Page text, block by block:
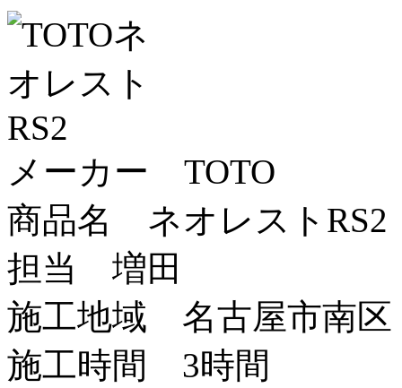
メーカー TOTO
商品名 ネオレストRS2
担当 増田
施工地域 名古屋市南区
施工時間 3時間